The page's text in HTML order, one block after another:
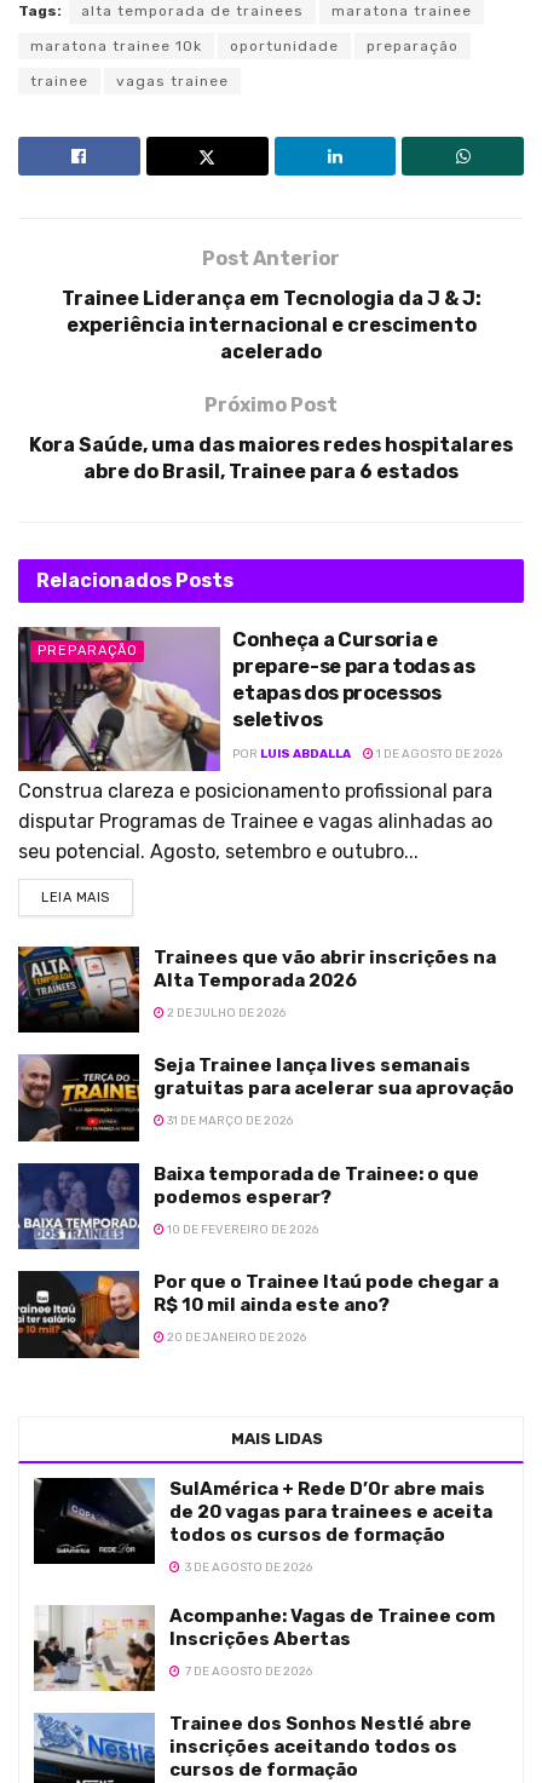
Tags: alta temporada de trainees maratona trainee
maratona trainee 10k oportunidade preparação
trainee vagas trainee
Post Anterior
Trainee Liderança em Tecnologia da J & J:
experiência internacional e crescimento
acelerado
Próximo Post
Kora Saúde, uma das maiores redes hospitalares
abre do Brasil, Trainee para 6 estados
Relacionados Posts
PREPARAÇÃO
Conheça a Cursoria e
prepare-se para todas as
etapas dos processos
seletivos
POR LUIS ABDALLA 1 DE AGOSTO DE 2026
Construa clareza e posicionamento profissional para
disputar Programas de Trainee e vagas alinhadas ao
seu potencial. Agosto, setembro e outubro...
LEIA MAIS
Trainees que vão abrir inscrições na
Alta Temporada 2026
2 DE JULHO DE 2026
Seja Trainee lança lives semanais
gratuitas para acelerar sua aprovação
31 DE MARÇO DE 2026
Baixa temporada de Trainee: o que
podemos esperar?
10 DE FEVEREIRO DE 2026
Por que o Trainee Itaú pode chegar a
R$ 10 mil ainda este ano?
20 DE JANEIRO DE 2026
MAIS LIDAS
SulAmérica + Rede D’Or abre mais
de 20 vagas para trainees e aceita
todos os cursos de formação
3 DE AGOSTO DE 2026
Acompanhe: Vagas de Trainee com
Inscrições Abertas
7 DE AGOSTO DE 2026
Trainee dos Sonhos Nestlé abre
inscrições aceitando todos os
cursos de formação